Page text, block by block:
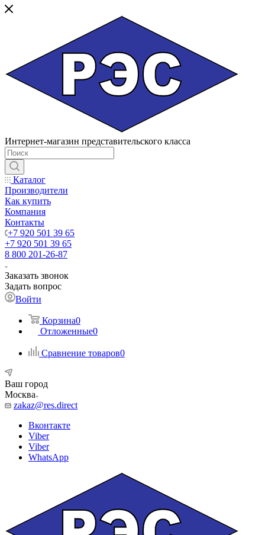
Интернет-магазин представительского класса
Каталог
Производители
Как купить
Компания
Контакты
+7 920 501 39 65
+7 920 501 39 65
8 800 201-26-87
Заказать звонок
Задать вопрос
Войти
Корзина0
Отложенные0
Сравнение товаров0
Ваш город
Москва
zakaz@res.direct
Вконтакте
Viber
Viber
WhatsApp